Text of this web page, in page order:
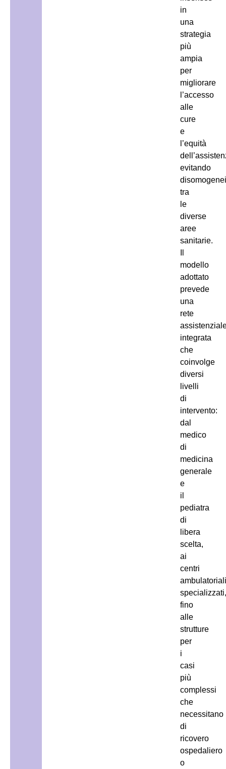
in
una
strategia
più
ampia
per
migliorare
l’accesso
alle
cure
e
l’equità
evitando
tra
le
diverse
aree
sanitarie.
modello
adottato
prevede
una
rete
integrata
che
coinvolge
diversi
livelli
di
intervento:
dal
medico
di
medicina
generale
e
il
pediatra
di
libera
scelta,
ai
centri
fino
alle
strutture
per
i
casi
più
complessi
che
necessitano
di
ricovero
ospedaliero
o